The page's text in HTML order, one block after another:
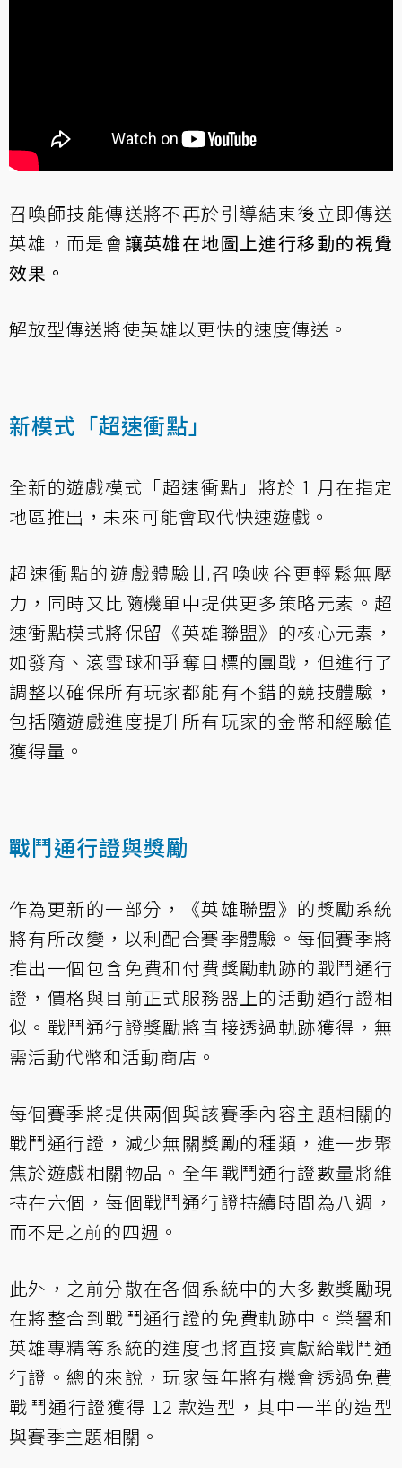
召喚師技能傳送將不再於引導結束後立即傳送
英雄，而是會讓英雄在地圖上進行移動的視覺
效果。
解放型傳送將使英雄以更快的速度傳送。
新模式「超速衝點」
全新的遊戲模式「超速衝點」將於 1 月在指定
地區推出，未來可能會取代快速遊戲。
超速衝點的遊戲體驗比召喚峽谷更輕鬆無壓
力，同時又比隨機單中提供更多策略元素。超
速衝點模式將保留《英雄聯盟》的核心元素，
如發育、滾雪球和爭奪目標的團戰，但進行了
調整以確保所有玩家都能有不錯的競技體驗，
包括隨遊戲進度提升所有玩家的金幣和經驗值
獲得量。
戰鬥通行證與獎勵
作為更新的一部分，《英雄聯盟》的獎勵系統
將有所改變，以利配合賽季體驗。每個賽季將
推出一個包含免費和付費獎勵軌跡的戰鬥通行
證，價格與目前正式服務器上的活動通行證相
似。戰鬥通行證獎勵將直接透過軌跡獲得，無
需活動代幣和活動商店。
每個賽季將提供兩個與該賽季內容主題相關的
戰鬥通行證，減少無關獎勵的種類，進一步聚
焦於遊戲相關物品。全年戰鬥通行證數量將維
持在六個，每個戰鬥通行證持續時間為八週，
而不是之前的四週。
此外，之前分散在各個系統中的大多數獎勵現
在將整合到戰鬥通行證的免費軌跡中。榮譽和
英雄專精等系統的進度也將直接貢獻給戰鬥通
行證。總的來說，玩家每年將有機會透過免費
戰鬥通行證獲得 12 款造型，其中一半的造型
與賽季主題相關。